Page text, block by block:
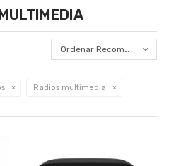
Recomendados
Radios multimedia